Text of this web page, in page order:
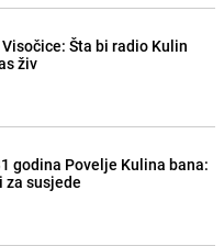
Šta bi radio Kulin
živ
godina Povelje Kulina bana:
za susjede